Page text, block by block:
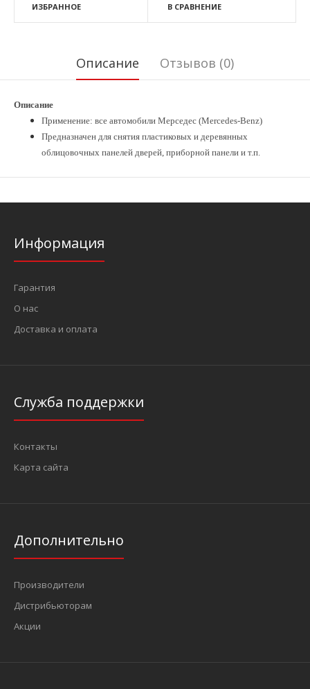
ИЗБРАННОЕ В СРАВНЕНИЕ
Описание Отзывов (0)
Описание
Применение: все автомобили Мерседес (Mercedes-Benz)
Предназначен для снятия пластиковых и деревянных
облицовочных панелей дверей, приборной панели и т.п.
Информация
Гарантия
О нас
Доставка и оплата
Служба поддержки
Контакты
Карта сайта
Дополнительно
Производители
Дистрибьюторам
Акции